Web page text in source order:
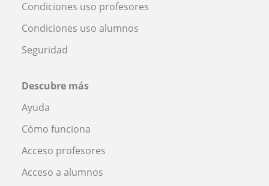
Condiciones uso profesores
Condiciones uso alumnos
Seguridad
Descubre más
Ayuda
Cómo funciona
Acceso profesores
Acceso a alumnos